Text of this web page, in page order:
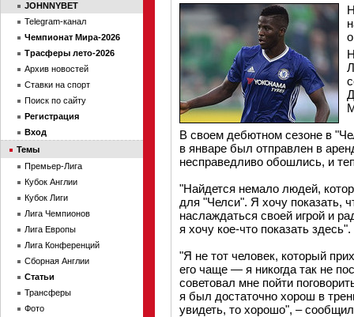
В своем дебютном сезоне в
в январе был отправлен в
несправедливо обошлись, и
"Найдется немало людей,
для "Челси". Я хочу показать,
наслаждаться своей игрой и
я хочу кое-что показать здесь".
"Я не тот человек, который
его чаще — я никогда так не
советовал мне пойти
я был достаточно хорош в
увидеть, то хорошо", –
JOHNNYBET
Telegram-канал
Чемпионат Мира-2026
Трасферы лето-2026
Архив новостей
Ставки на спорт
Поиск по сайту
Регистрация
Вход
Темы
Премьер-Лига
Кубок Англии
Кубок Лиги
Лига Чемпионов
Лига Европы
Лига Конференций
Сборная Англии
Статьи
Трансферы
Фото